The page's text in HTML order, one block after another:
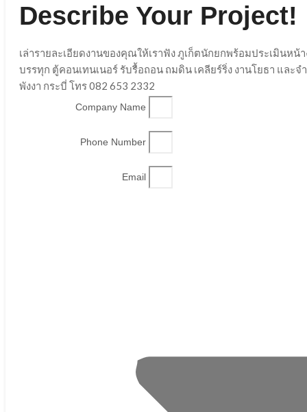
Describe Your Project!
เล่ารายละเอียดงานของคุณให้เราฟัง ภูเก็ตนักยกพร้อมประเมินหน้
บรรทุก ตู้คอนเทนเนอร์ รับรื้อถอน ถมดิน เคลียร์ริ่ง งานโยธา และ
พังงา กระบี่ โทร 082 653 2332
Company Name
Phone Number
Email